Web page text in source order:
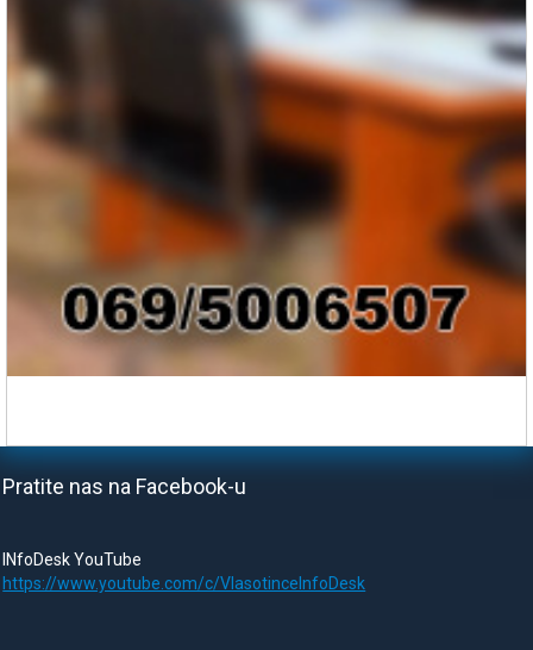
Pratite nas na Facebook-u
INfoDesk YouTube
https://www.youtube.com/c/VlasotinceInfoDesk